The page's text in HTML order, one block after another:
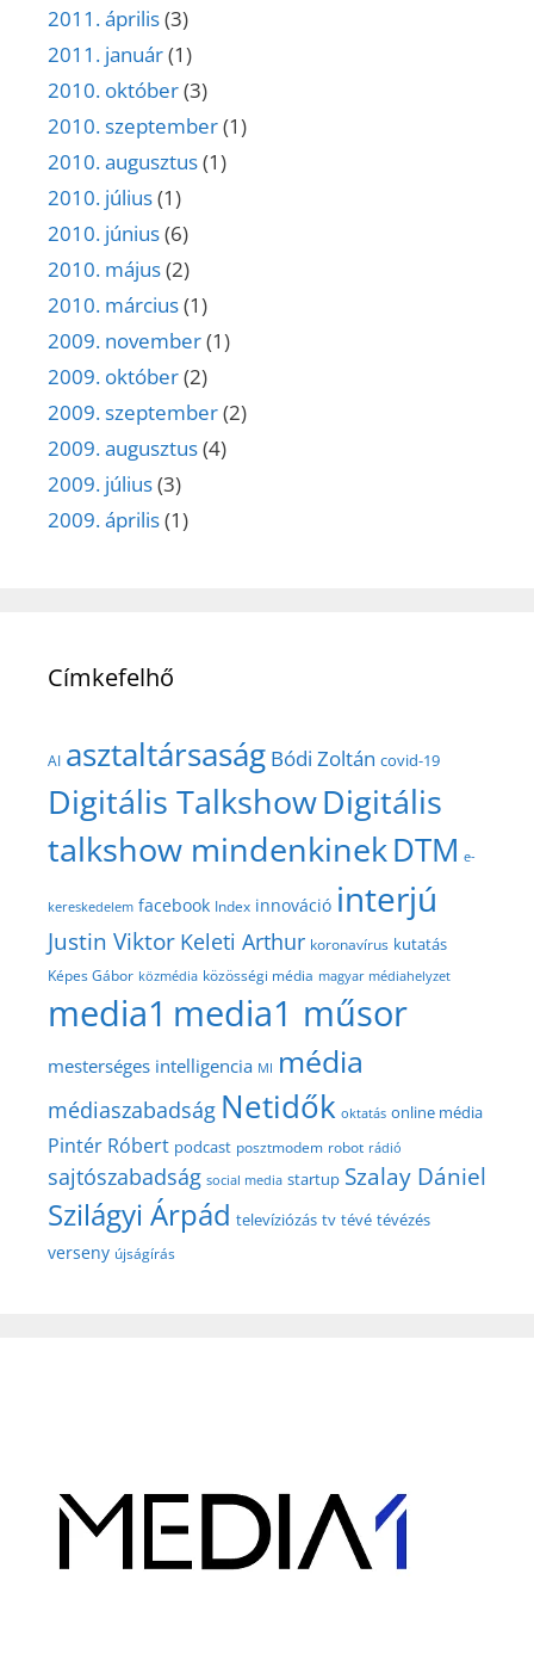
2011. április(3)
2011. január(1)
2010. október(3)
2010. szeptember(1)
2010. augusztus(1)
2010. július(1)
2010. június(6)
2010. május(2)
2010. március(1)
2009. november(1)
2009. október(2)
2009. szeptember(2)
2009. augusztus(4)
2009. július(3)
2009. április(1)
Címkefelhő
AI asztaltársaság Bódi Zoltán covid-19
Digitális TalkshowDigitális
talkshow mindenkinekDTM e-
kereskedelem facebook Index innováció interjú
Justin Viktor Keleti Arthur koronavírus kutatás
Képes Gábor közmédia közösségi média magyar médiahelyzet
media1 media1 műsor
mesterséges intelligencia MI média
médiaszabadság Netidők oktatás online média
Pintér Róbert podcast posztmodem robot rádió
sajtószabadság social media startup Szalay Dániel
Szilágyi Árpád televíziózás tv tévé tévézés
verseny újságírás